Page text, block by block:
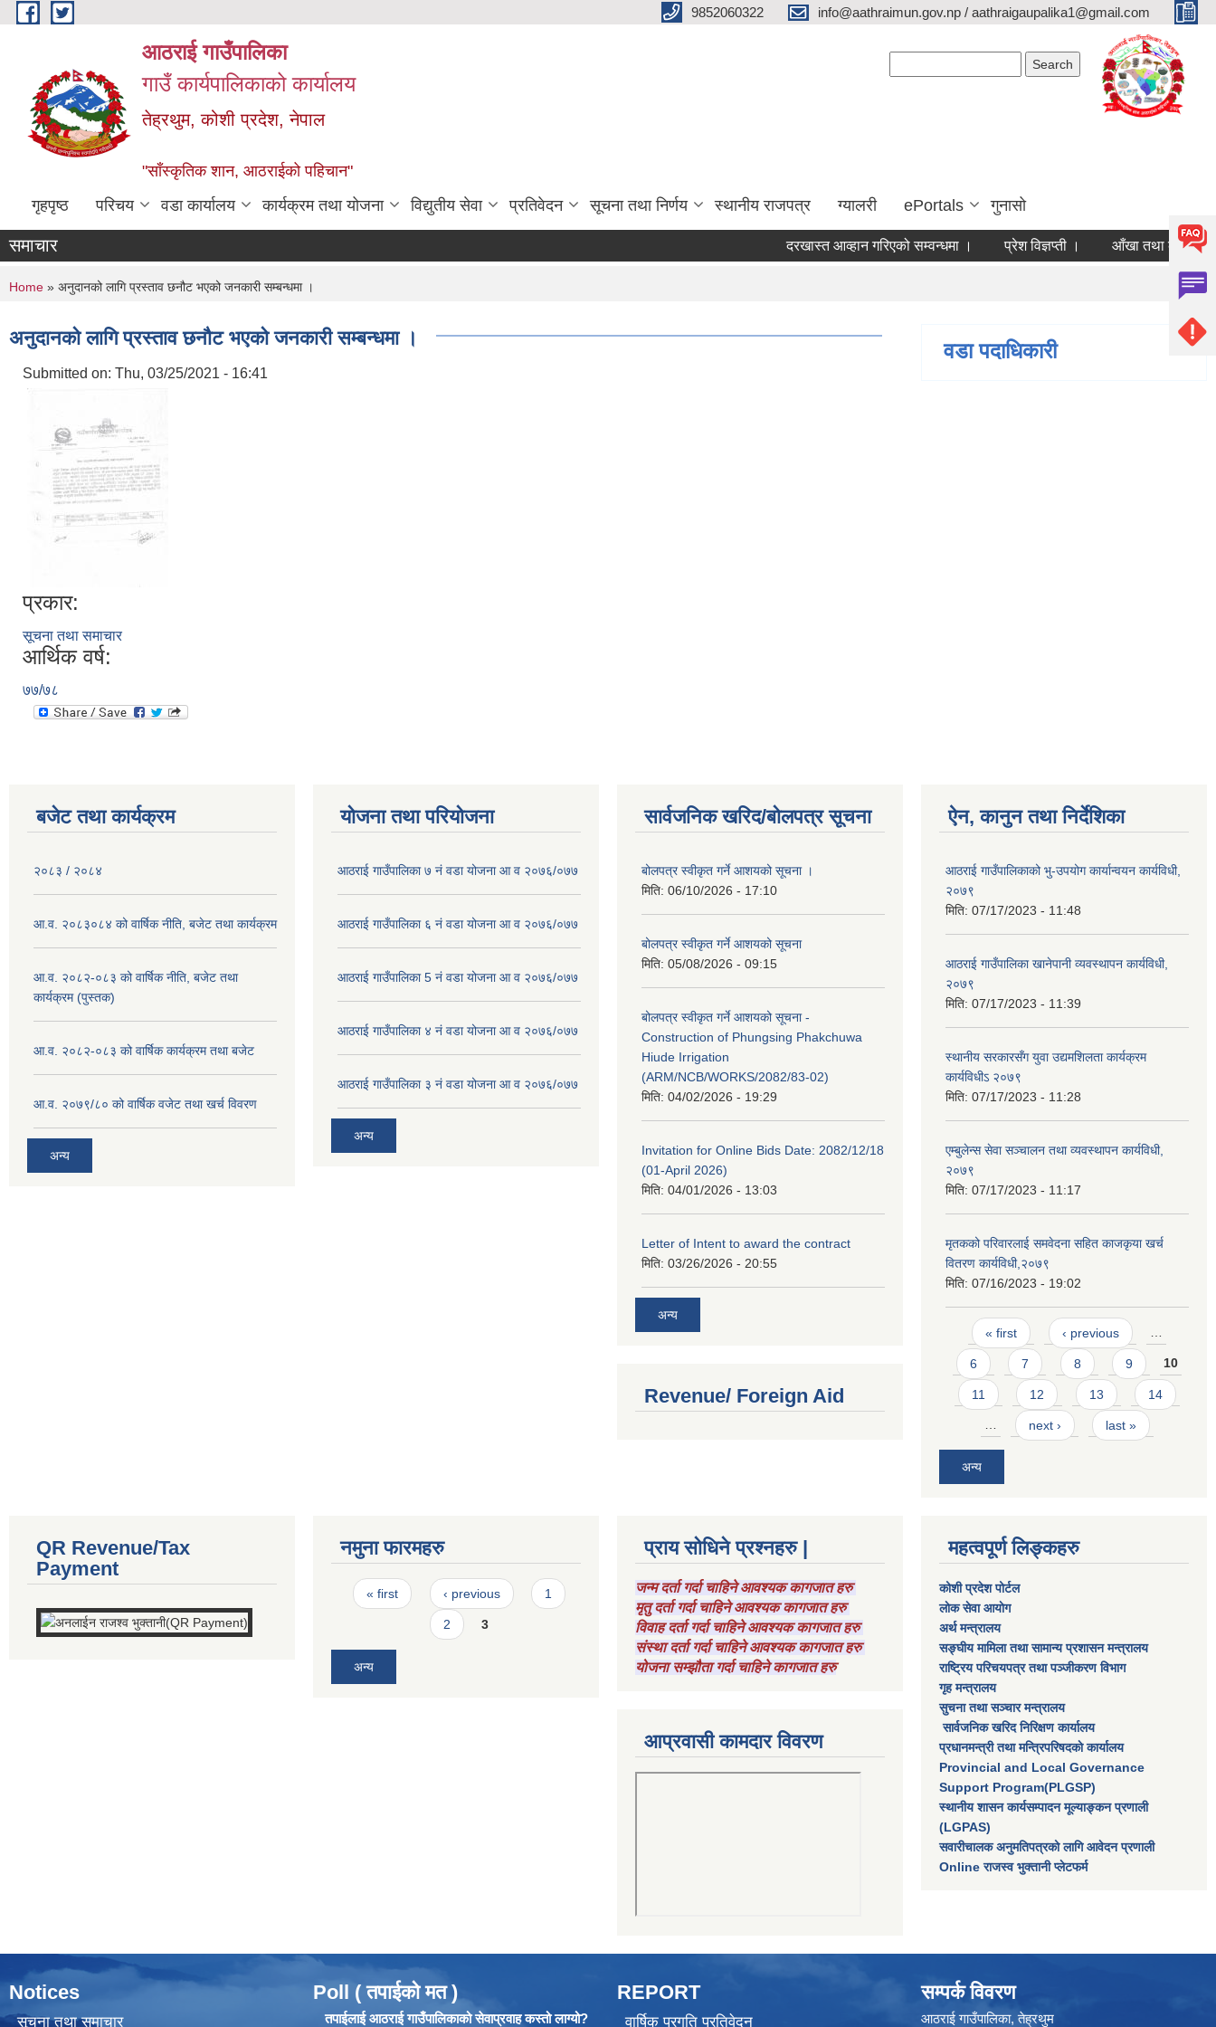
Skip to main content 9852060322 info@aathraimun.gov.np / aathraigaupalika1@gmail.com
आठराई गाउँपालिका
गाउँ कार्यपालिकाको कार्यालय
तेह्रथुम, कोशी प्रदेश, नेपाल
"साँस्कृतिक शान, आठराईको पहिचान"
गृहपृष्ठ परिचय वडा कार्यालय कार्यक्रम तथा योजना विद्युतीय सेवा प्रतिवेदन सूचना तथा निर्णय स्थानीय राजपत्र ग्यालरी ePortals गुनासो
समाचार दरखास्त आव्हान गरिएको सम्वन्धमा । प्रेश विज्ञप्ती । आँखा तथा कान शिबिर
You are here
Home » अनुदानको लागि प्रस्ताव छनौट भएको जनकारी सम्बन्धमा ।
अनुदानको लागि प्रस्ताव छनौट भएको जनकारी सम्बन्धमा ।
Submitted on: Thu, 03/25/2021 - 16:41
प्रकार:
सूचना तथा समाचार
आर्थिक वर्ष:
७७/७८
वडा पदाधिकारी
बजेट तथा कार्यक्रम
२०८३ / २०८४
आ.व. २०८३०८४ को वार्षिक नीति, बजेट तथा कार्यक्रम
आ.व. २०८२-०८३ को वार्षिक नीति, बजेट तथा
कार्यक्रम (पुस्तक)
आ.व. २०८२-०८३ को वार्षिक कार्यक्रम तथा बजेट
आ.व. २०७९/८० को वार्षिक वजेट तथा खर्च विवरण
अन्य
योजना तथा परियोजना
आठराई गाउँपालिका ७ नं वडा योजना आ व २०७६/०७७
आठराई गाउँपालिका ६ नं वडा योजना आ व २०७६/०७७
आठराई गाउँपालिका 5 नं वडा योजना आ व २०७६/०७७
आठराई गाउँपालिका ४ नं वडा योजना आ व २०७६/०७७
आठराई गाउँपालिका ३ नं वडा योजना आ व २०७६/०७७
अन्य
सार्वजनिक खरिद/बोलपत्र सूचना
बोलपत्र स्वीकृत गर्ने आशयको सूचना ।
मिति: 06/10/2026 - 17:10
बोलपत्र स्वीकृत गर्ने आशयको सूचना
मिति: 05/08/2026 - 09:15
बोलपत्र स्वीकृत गर्ने आशयको सूचना -
Construction of Phungsing Phakchuwa
Hiude Irrigation
(ARM/NCB/WORKS/2082/83-02)
मिति: 04/02/2026 - 19:29
Invitation for Online Bids Date: 2082/12/18
(01-April 2026)
मिति: 04/01/2026 - 13:03
Letter of Intent to award the contract
मिति: 03/26/2026 - 20:55
अन्य
Revenue/ Foreign Aid
ऐन, कानुन तथा निर्देशिका
आठराई गाउँपालिकाको भु-उपयोग कार्यान्वयन कार्यविधी,
२०७९
मिति: 07/17/2023 - 11:48
आठराई गाउँपालिका खानेपानी व्यवस्थापन कार्यविधी,
२०७९
मिति: 07/17/2023 - 11:39
स्थानीय सरकारसँग युवा उद्यमशिलता कार्यक्रम
कार्यविधीऽ २०७९
मिति: 07/17/2023 - 11:28
एम्बुलेन्स सेवा सञ्चालन तथा व्यवस्थापन कार्यविधी,
२०७९
मिति: 07/17/2023 - 11:17
मृतकको परिवारलाई समवेदना सहित काजकृया खर्च
वितरण कार्यविधी,२०७९
मिति: 07/16/2023 - 19:02
Pages
« first ‹ previous …
6 7 8 9 10
11 12 13 14
… next › last »
अन्य
QR Revenue/Tax
Payment
नमुना फारमहरु
Pages
« first ‹ previous 1
2 3
अन्य
प्राय सोधिने प्रश्नहरु |
जन्म दर्ता गर्दा चाहिने आवश्यक कागजात हरु
मृतु दर्ता गर्दा चाहिने आवश्यक कागजात हरु
विवाह दर्ता गर्दा चाहिने आवश्यक कागजात हरु
संस्था दर्ता गर्दा चाहिने आवश्यक कागजात हरु
योजना सम्झौता गर्दा चाहिने कागजात हरु
आप्रवासी कामदार विवरण
महत्वपूर्ण लिङ्कहरु
कोशी प्रदेश पोर्टल
लाेक सेवा आयाेग
अर्थ मन्त्रालय
सङ्घीय मामिला तथा सामान्य प्रशासन मन्त्रालय
राष्‍ट्रिय परिचयपत्र तथा पञ्‍जीकरण विभाग
गृह मन्त्रालय
सुचना तथा सञ्चार मन्त्रालय
सार्वजनिक खरिद निरिक्षण कार्यालय
प्रधानमन्त्री तथा मन्त्रिपरिषदकाे कार्यालय
Provincial and Local Governance
Support Program(PLGSP)
स्थानीय शासन कार्यसम्पादन मूल्याङ्कन प्रणाली
(LGPAS)
सवारीचालक अनुमतिपत्रको लागि आवेदन प्रणाली
Online राजस्व भुक्तानी प्लेटफर्म
Notices
सूचना तथा समाचार
Poll ( तपाईको मत )
तपाईलाई आठराई गाउँपालिकाको सेवाप्रवाह कस्तो लाग्यो?
REPORT
वार्षिक प्रगति प्रतिवेदन
सम्पर्क विवरण
आठराई गाउँपालिका, तेह्रथुम